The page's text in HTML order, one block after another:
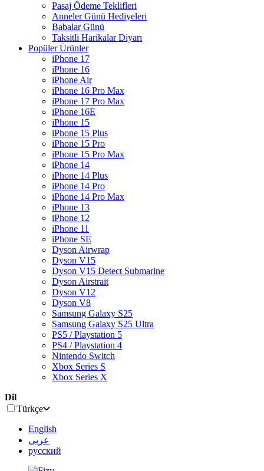
Pasaj Ödeme Teklifleri
Anneler Günü Hediyeleri
Babalar Günü
Taksitli Harikalar Diyarı
Popüler Ürünler
iPhone 17
iPhone 16
iPhone Air
iPhone 16 Pro Max
iPhone 17 Pro Max
iPhone 16E
iPhone 15
iPhone 15 Plus
iPhone 15 Pro
iPhone 15 Pro Max
iPhone 14
iPhone 14 Plus
iPhone 14 Pro
iPhone 14 Pro Max
iPhone 13
iPhone 12
iPhone 11
iPhone SE
Dyson Airwrap
Dyson V15
Dyson V15 Detect Submarine
Dyson Airstrait
Dyson V12
Dyson V8
Samsung Galaxy S25
Samsung Galaxy S25 Ultra
PS5 / Playstation 5
PS4 / Playstation 4
Nintendo Switch
Xbox Series S
Xbox Series X
Dil
Türkçe
English
عربى
русский